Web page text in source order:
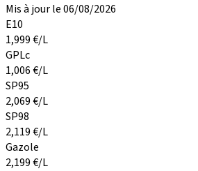
Mis à jour le 06/08/2026
E10
1,999€/L
GPLc
1,006€/L
SP95
2,069€/L
SP98
2,119€/L
Gazole
2,199€/L